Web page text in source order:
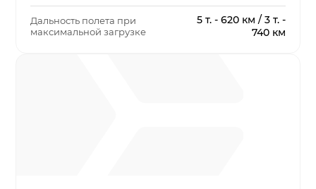
Дальность полета при
максимальной загрузке
5 т. - 620 км / 3 т. -
740 км